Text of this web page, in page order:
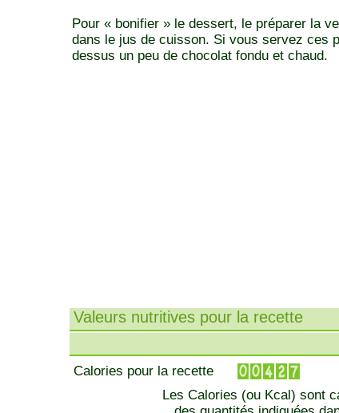
Pour « bonifier » le dessert, le préparer la
dans le jus de cuisson. Si vous servez ces
dessus un peu de chocolat fondu et chaud.
Valeurs nutritives pour la recette
Calories pour la recette
Les Calories (ou Kcal) sont